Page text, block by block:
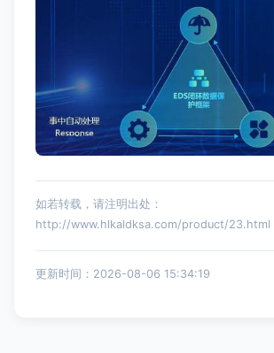
如若转载，请注明出处：
http://www.hlkaldksa.com/product/23.html
更新时间：2026-08-06 15:34:19